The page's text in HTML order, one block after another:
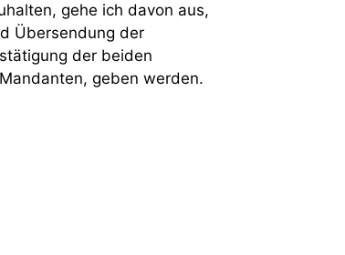
gehe ich davon aus,
Übersendung der
der beiden
geben werden.